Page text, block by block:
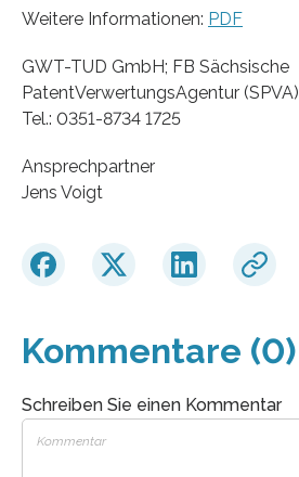
Weitere Informationen: PDF
GWT-TUD GmbH; FB Sächsische
PatentVerwertungsAgentur (SPVA)
Tel.: 0351-8734 1725
Ansprechpartner
Jens Voigt
Kommentare (0)
Schreiben Sie einen Kommentar